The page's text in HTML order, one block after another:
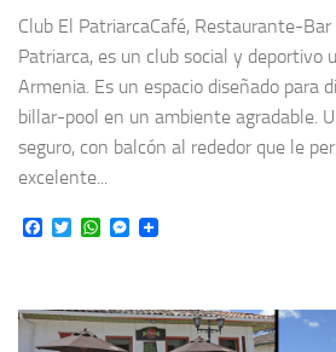
Club El PatriarcaCafé, Restaurante-Bar
Patriarca, es un club social y deportivo
Armenia. Es un espacio diseñado para
billar-pool en un ambiente agradable.
seguro, con balcón al rededor que le
excelente...
Facebook
TwitterWhatsApp
Messenger